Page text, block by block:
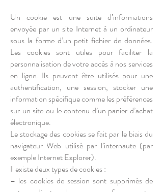
Un cookie est une suite d’informations
envoyée par un site Internet à un ordinateur
sous la forme d’un petit fichier de données.
Les cookies sont utiles pour faciliter la
personnalisation de votre accès à nos services
en ligne. Ils peuvent être utilisés pour une
authentification, une session, stocker une
information spécifique comme les préférences
sur un site ou le contenu d’un panier d’achat
électronique.
Le stockage des cookies se fait par le biais du
navigateur Web utilisé par l’internaute (par
exemple Internet Explorer).
Il existe deux types de cookies :
– les cookies de session sont supprimés de